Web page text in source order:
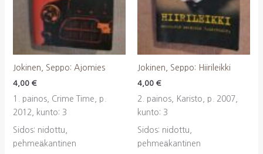
Jokinen, Seppo: Ajomies
4,00 €
1. painos, Crime Time, p.
2012, kunto: 3
Sidos: nidottu,
pehmeäkantinen
Jokinen, Seppo: Hiirileikki
4,00 €
2. painos, Karisto, p. 2007,
kunto: 3
Sidos: nidottu,
pehmeäkantinen